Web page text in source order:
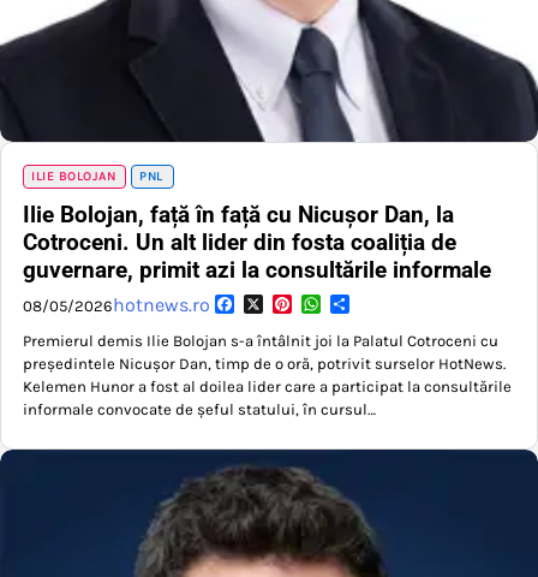
ILIE BOLOJAN PNL
Ilie Bolojan, față în față cu Nicușor Dan, la
Cotroceni. Un alt lider din fosta coaliția de
guvernare, primit azi la consultările informale
08/05/2026hotnews.ro Facebook
X PinterestWhatsApp
Premierul demis Ilie Bolojan s-a întâlnit joi la Palatul Cotroceni cu
președintele Nicușor Dan, timp de o oră, potrivit surselor HotNews.
Kelemen Hunor a fost al doilea lider care a participat la consultările
informale convocate de șeful statului, în cursul…